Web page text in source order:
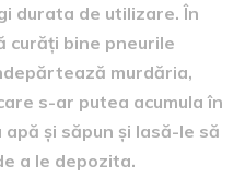
durata de utilizare. În
curăți bine pneurile
murdăria,
s-ar putea acumula în
și săpun și lasă-le să
a le depozita.